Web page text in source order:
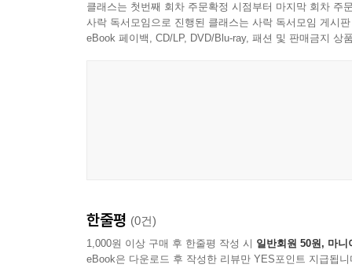
클래스는 첫번째 회차 주문확정 시점부터 마지막 회차 주
사락 독서모임으로 진행된 클래스는 사락 독서모임 게시
eBook 페이백, CD/LP, DVD/Blu-ray, 패션 및 판매금지 상
한줄평 (0건)
1,000원 이상 구매 후 한줄평 작성 시 일반회원 50원, 마니
eBook은 다운로드 후 작성한 리뷰만 YES포인트 지급됩니